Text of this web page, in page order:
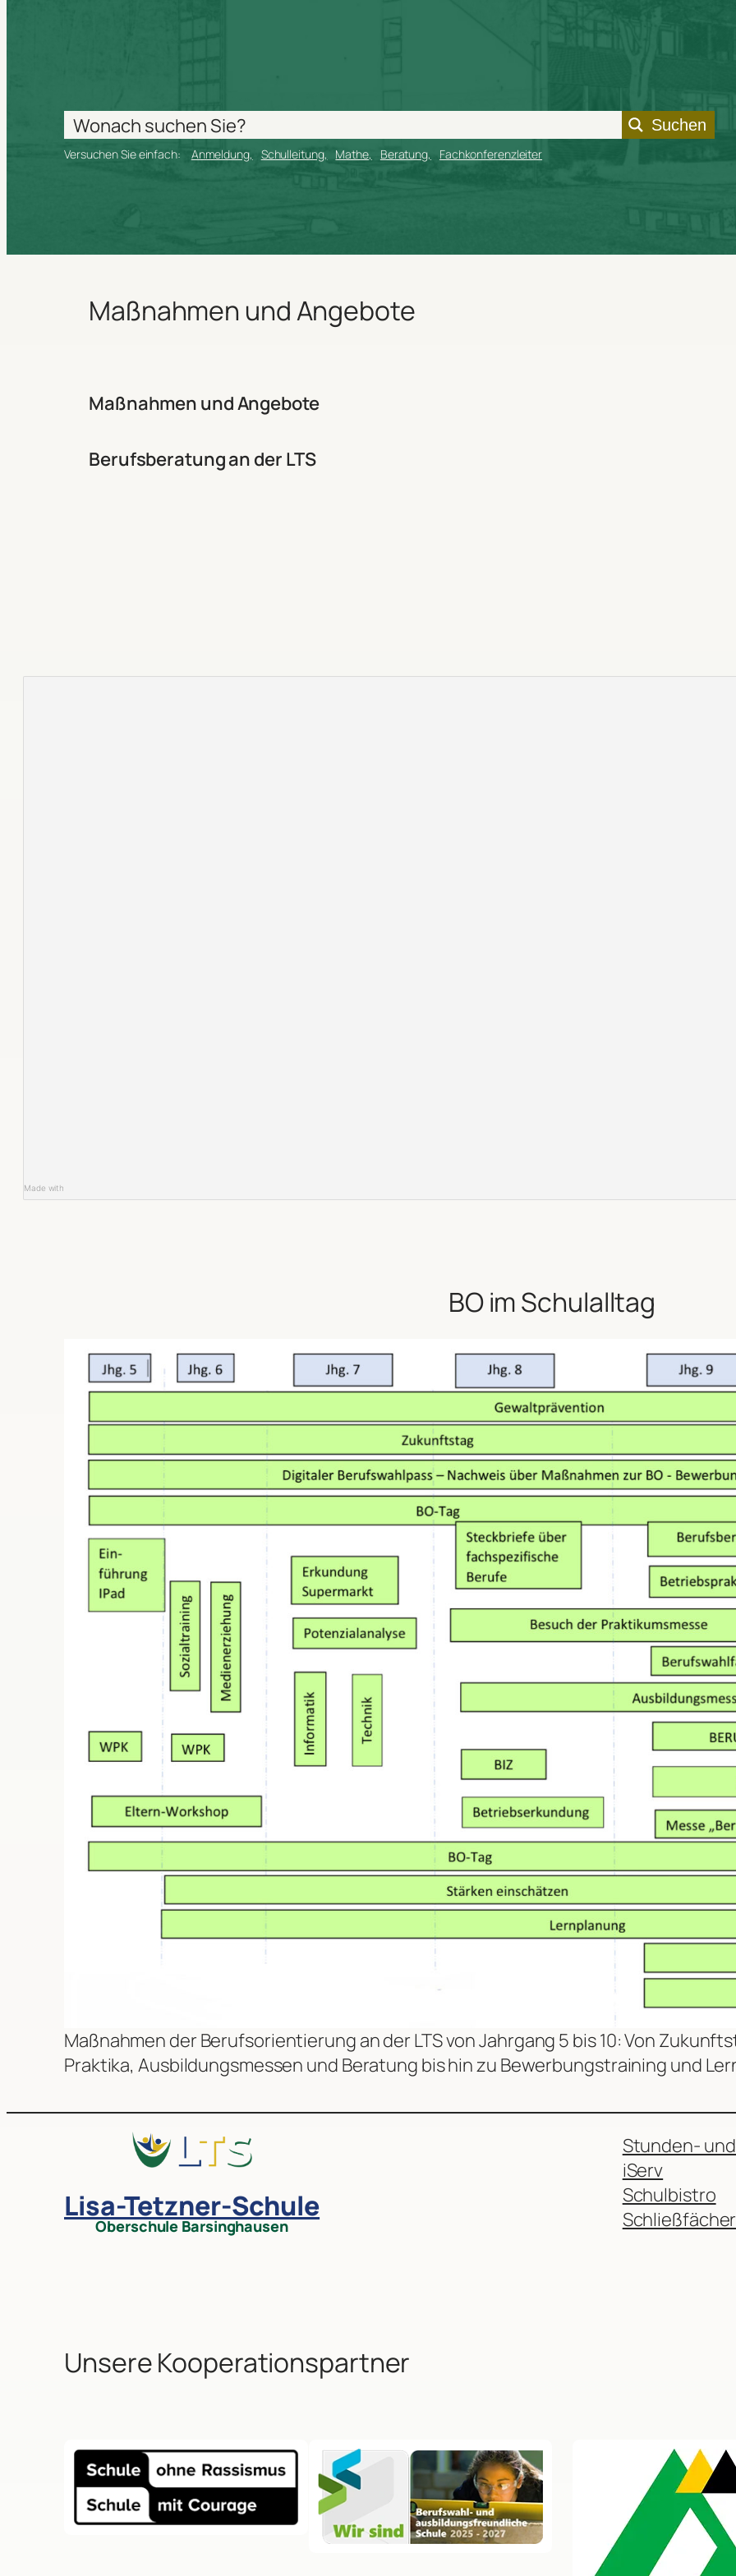
Suchen
Versuchen Sie einfach: Anmeldung Schulleitung Mathe Beratung Fachkonferenzleiter
Maßnahmen und Angebote
Maßnahmen und Angebote
Berufsberatung an der LTS
Made with
BO im Schulalltag
Maßnahmen der Berufsorientierung an der LTS von Jahrgang 5 bis 10: Von
Praktika, Ausbildungsmessen und Beratung bis hin zu Bewerbungstraining und
Lisa-Tetzner-Schule
Oberschule Barsinghausen
Stunden-
iServ
Schulbistro
Schließfächer
Unsere Kooperationspartner